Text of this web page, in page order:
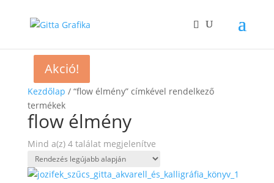
Kezdőlap / “flow élmény” címkével rendelkező
termékek
flow élmény
Mind a(z) 4 találat megjelenítveSorted
by
latest
Akció!
Akció!